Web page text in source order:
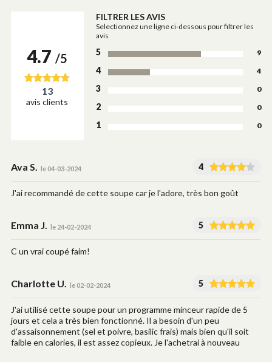
4.7 /5
13
avis clients
FILTRER LES AVIS
Selectionnez une ligne ci-dessous pour filtrer les
avis
5 9
4 4
3 0
2 0
1 0
Ava S. le 04-03-2024 4
J'ai recommandé de cette soupe car je l'adore, très bon goût
Emma J. le 24-02-2024 5
C un vrai coupé faim!
Charlotte U. le 02-02-2024 5
J'ai utilisé cette soupe pour un programme minceur rapide de 5
jours et cela a très bien fonctionné. Il a besoin d'un peu
d'assaisonnement (sel et poivre, basilic frais) mais bien qu'il soit
faible en calories, il est assez copieux. Je l'achetrai à nouveau